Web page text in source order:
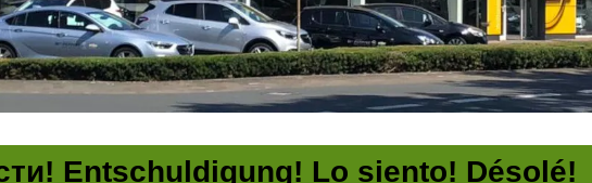
Entschuldigung! Lo siento! Désolé!